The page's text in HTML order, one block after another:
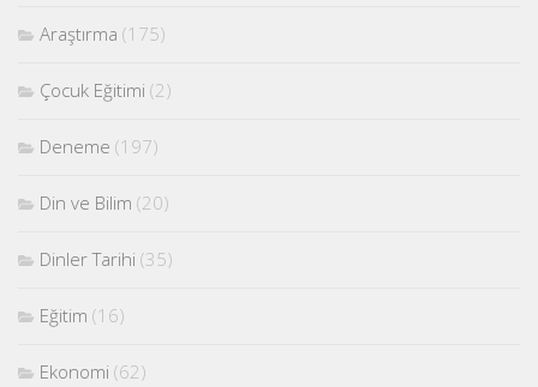
Araştırma (175)
Çocuk Eğitimi (2)
Deneme (197)
Din ve Bilim (20)
Dinler Tarihi (35)
Eğitim (16)
Ekonomi (62)